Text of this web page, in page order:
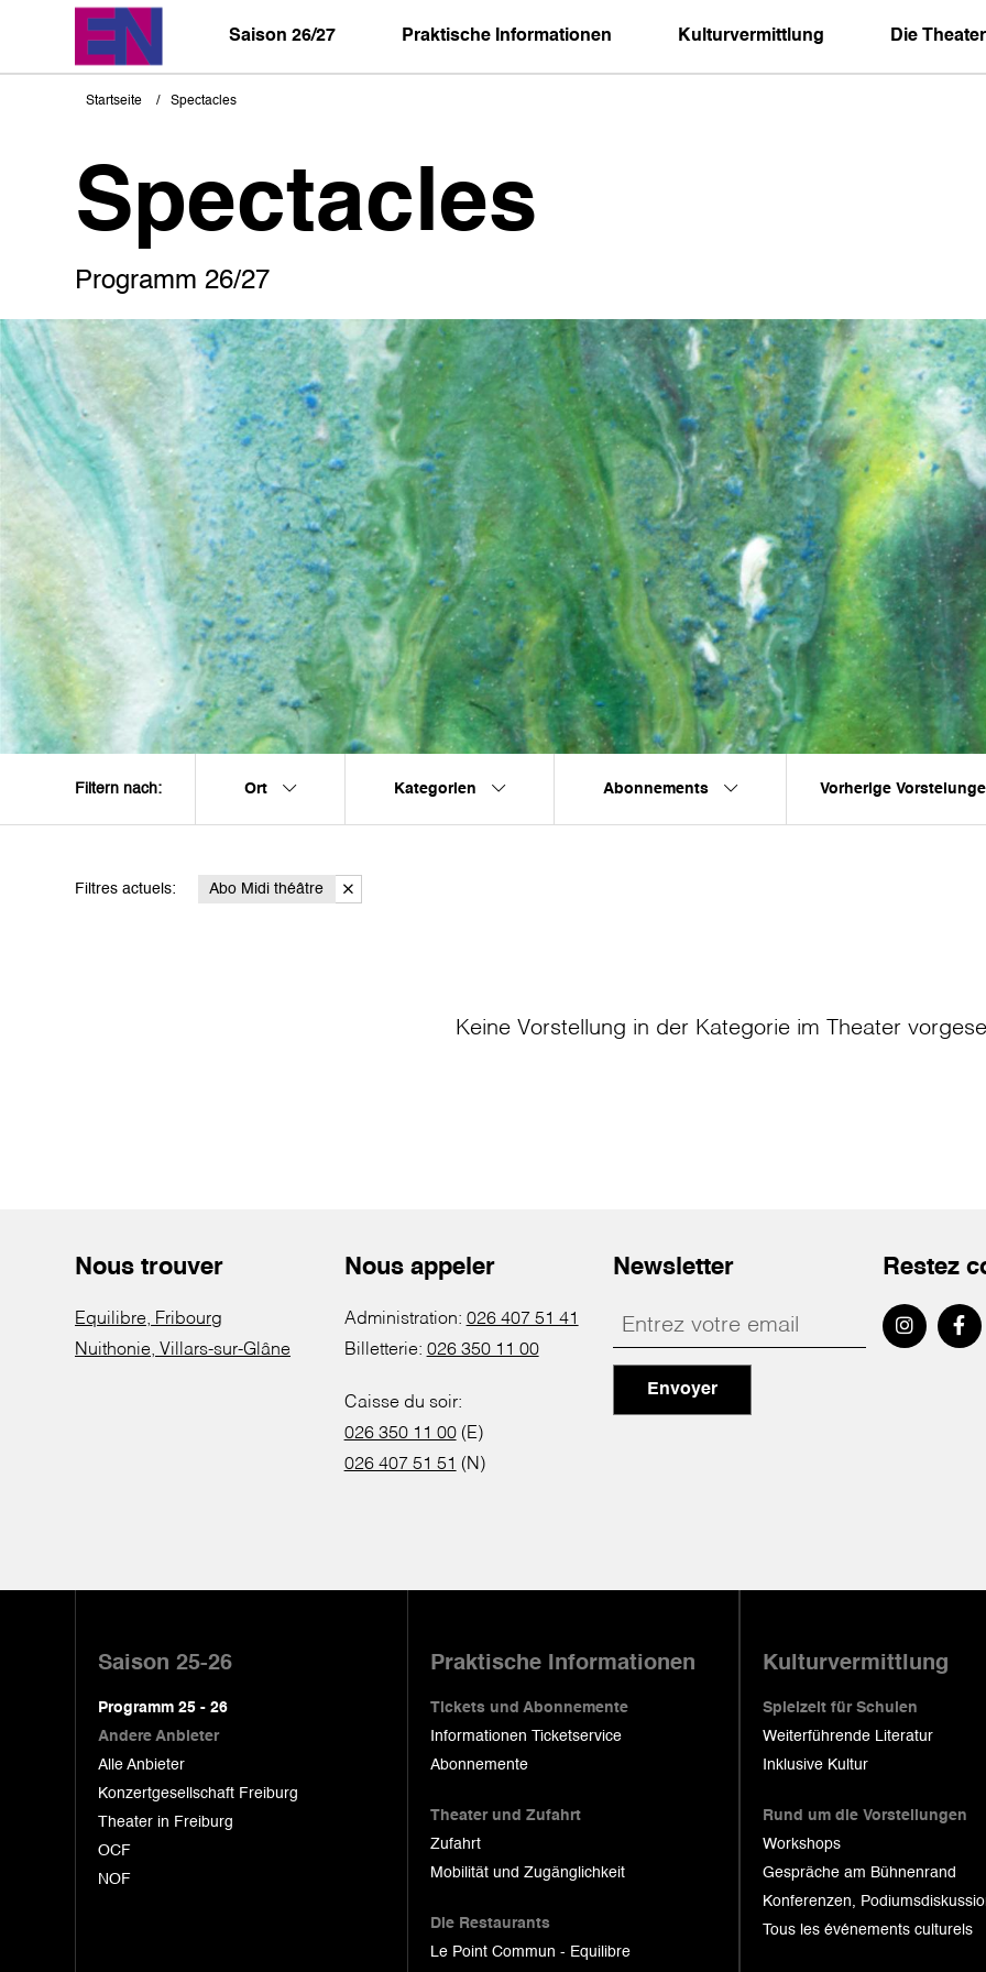
Saison 26/27 Praktische Informationen Kulturvermittlung Die Theater
Pfadnavigation
Startseite Spectacles
Spectacles
Programm 26/27
Filtern nach: Ort Kategorien Abonnements Vorherige
Filtres actuels: Abo Midi théâtre
Keine Vorstellung in der Kategorie im Theater
Nous trouver
Equilibre, Fribourg
Nuithonie, Villars-sur-Glâne
Nous appeler
Administration: 026 407 51 41
Billetterie: 026 350 11 00
Caisse du soir:
026 350 11 00(E)
026 407 51 51 (N)
Newsletter
Envoyer
Restez
Saison 25-26
Programm 25 - 26
Andere Anbieter
Alle Anbieter
Konzertgesellschaft Freiburg
Theater in Freiburg
OCF
NOF
Praktische Informationen
Tickets und Abonnemente
Informationen Ticketservice
Abonnemente
Theater und Zufahrt
Zufahrt
Mobilität und Zugänglichkeit
Die Restaurants
Le Point Commun - Equilibre
Kulturvermittlung
Spielzeit für Schulen
Weiterführende Literatur
Inklusive Kultur
Rund um die Vorstellungen
Workshops
Gespräche am Bühnenrand
Konferenzen,
Tous les événements culturels